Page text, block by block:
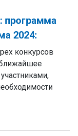
программа
2024:
конкурсов